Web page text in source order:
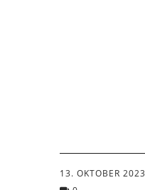
13. OKTOBER 2023